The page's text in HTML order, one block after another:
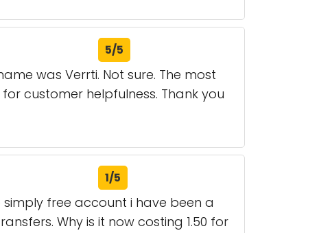
5/5
was Verrti. Not sure. The most
customer helpfulness. Thank you
1/5
free account i have been a
Why is it now costing 1.50 for